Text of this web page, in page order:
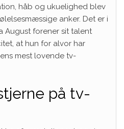
håb og ukuelighed blev
anker. Det er i
August forener sit talent
at hun for alvor har
mest lovende tv-
på tv-